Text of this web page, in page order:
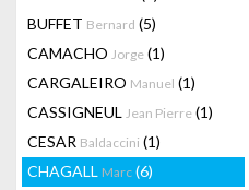
BUFFET Bernard (5)
CAMACHO Jorge (1)
CARGALEIRO Manuel (1)
CASSIGNEUL Jean Pierre (1)
CESAR Baldaccini (1)
CHAGALL Marc (6)